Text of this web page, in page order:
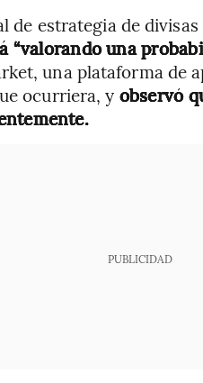
de estrategia de
“valorando una
una plataforma de
ocurriera, y observó
PUBLICIDAD